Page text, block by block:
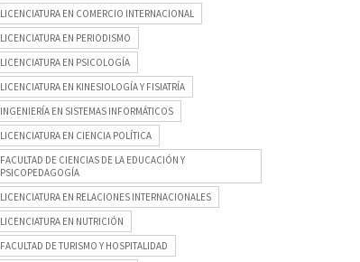
LICENCIATURA EN COMERCIO INTERNACIONAL
LICENCIATURA EN PERIODISMO
LICENCIATURA EN PSICOLOGÍA
LICENCIATURA EN KINESIOLOGÍA Y FISIATRÍA
INGENIERÍA EN SISTEMAS INFORMÁTICOS
LICENCIATURA EN CIENCIA POLÍTICA
FACULTAD DE CIENCIAS DE LA EDUCACIÓN Y
PSICOPEDAGOGÍA
LICENCIATURA EN RELACIONES INTERNACIONALES
LICENCIATURA EN NUTRICIÓN
FACULTAD DE TURISMO Y HOSPITALIDAD